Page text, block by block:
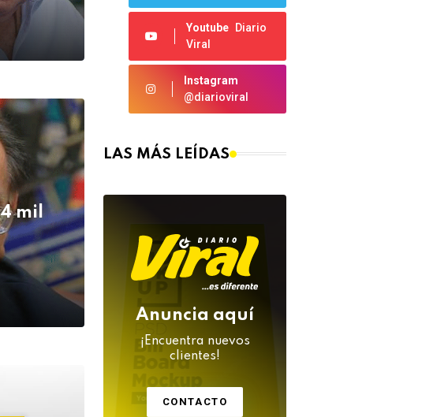
mil
Youtube
Diario
Viral
Instagram
@diarioviral
LAS MÁS LEÍDAS
Anuncia aquí
¡Encuentra nuevos
clientes!
CONTACTO